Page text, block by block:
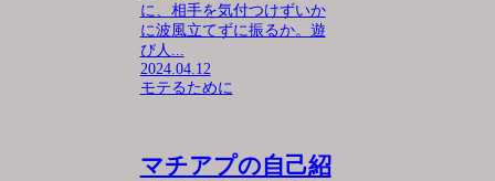
に、相手を気付つけずいか
に波風立てずに振るか。遊
び人...
2024.04.12
モテるために
マチアプの自己紹